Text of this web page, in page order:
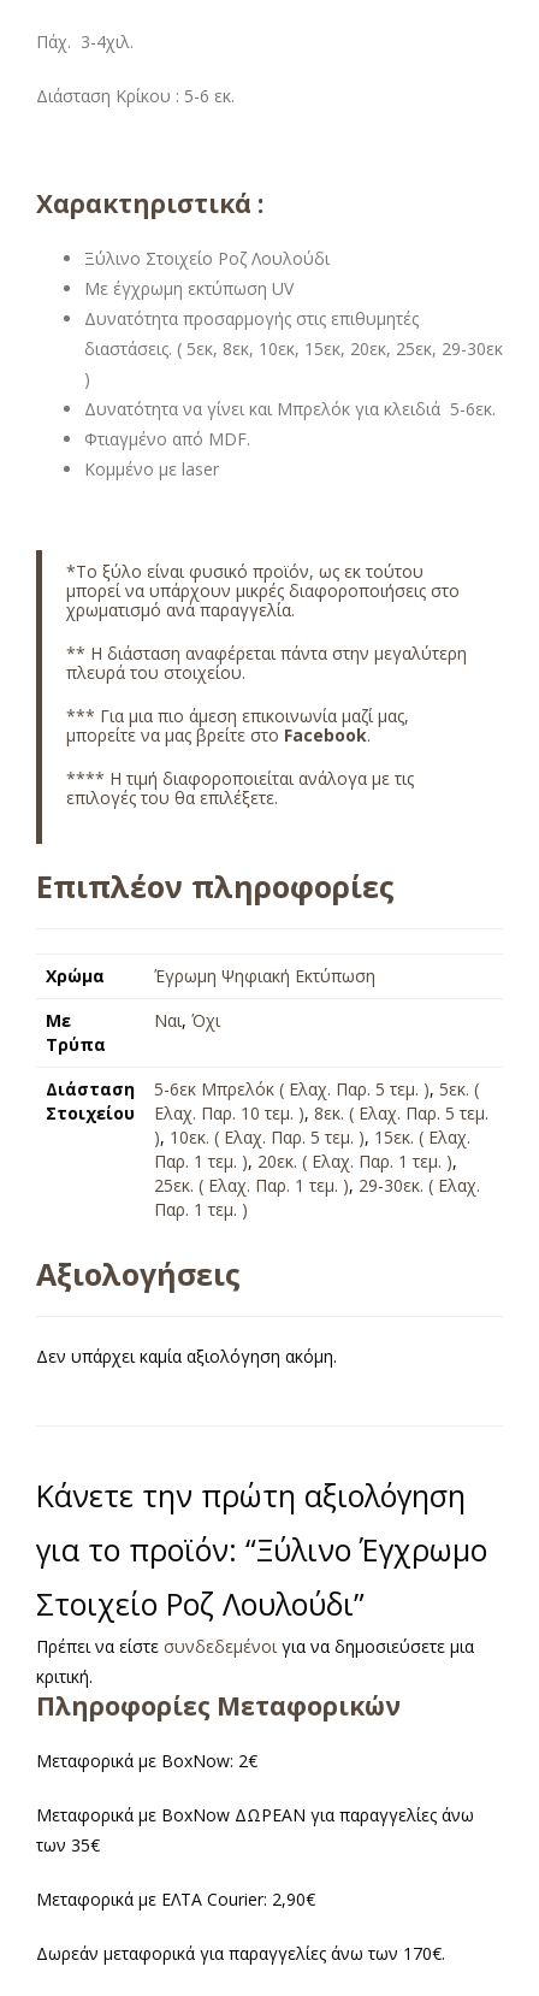
Πάχ. 3-4χιλ.
Διάσταση Κρίκου : 5-6 εκ.
Χαρακτηριστικά :
Ξύλινο Στοιχείο Ροζ Λουλούδι
Με έγχρωμη εκτύπωση UV
Δυνατότητα προσαρμογής στις επιθυμητές
διαστάσεις. ( 5εκ, 8εκ, 10εκ, 15εκ, 20εκ, 25εκ, 29-30εκ
)
Δυνατότητα να γίνει και Μπρελόκ για κλειδιά 5-6εκ.
Φτιαγμένο από MDF.
Κομμένο με laser
*Το ξύλο είναι φυσικό προϊόν, ως εκ τούτου
μπορεί να υπάρχουν μικρές διαφοροποιήσεις στο
χρωματισμό ανά παραγγελία.
** Η διάσταση αναφέρεται πάντα στην μεγαλύτερη
πλευρά του στοιχείου.
*** Για μια πιο άμεση επικοινωνία μαζί μας,
μπορείτε να μας βρείτε στο Facebook.
**** Η τιμή διαφοροποιείται ανάλογα με τις
επιλογές του θα επιλέξετε.
Επιπλέον πληροφορίες
Χρώμα
Έγρωμη Ψηφιακή Εκτύπωση
Με
Τρύπα
Ναι, Όχι
Διάσταση
Στοιχείου
5-6εκ Μπρελόκ ( Ελαχ. Παρ. 5 τεμ. ), 5εκ. (
Ελαχ. Παρ. 10 τεμ. ), 8εκ. ( Ελαχ. Παρ. 5 τεμ.
), 10εκ. ( Ελαχ. Παρ. 5 τεμ. ), 15εκ. ( Ελαχ.
Παρ. 1 τεμ. ), 20εκ. ( Ελαχ. Παρ. 1 τεμ. ),
25εκ. ( Ελαχ. Παρ. 1 τεμ. ), 29-30εκ. ( Ελαχ.
Παρ. 1 τεμ. )
Αξιολογήσεις
Δεν υπάρχει καμία αξιολόγηση ακόμη.
Κάνετε την πρώτη αξιολόγηση
για το προϊόν: “Ξύλινο Έγχρωμο
Στοιχείο Ροζ Λουλούδι”
Πρέπει να είστε συνδεδεμένοι για να δημοσιεύσετε μια
κριτική.
Πληροφορίες Μεταφορικών
Μεταφορικά με BoxNow: 2€
Μεταφορικά με BoxNow ΔΩΡΕΑΝ για παραγγελίες άνω
των 35€
Μεταφορικά με ΕΛΤΑ Courier: 2,90€
Δωρεάν μεταφορικά για παραγγελίες άνω των 170€.